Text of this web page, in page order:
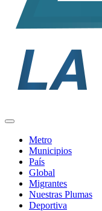
Metro
Municipios
País
Global
Migrantes
Nuestras Plumas
Deportiva